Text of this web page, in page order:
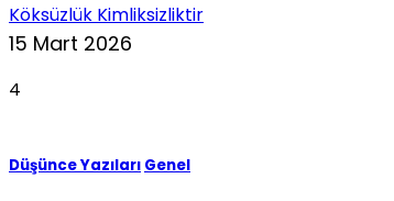
Köksüzlük Kimliksizliktir
15 Mart 2026
4
Düşünce Yazıları Genel